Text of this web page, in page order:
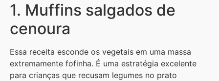
1. Muffins salgados de
cenoura
Essa receita esconde os vegetais em uma massa
extremamente fofinha. É uma estratégia excelente
para crianças que recusam legumes no prato